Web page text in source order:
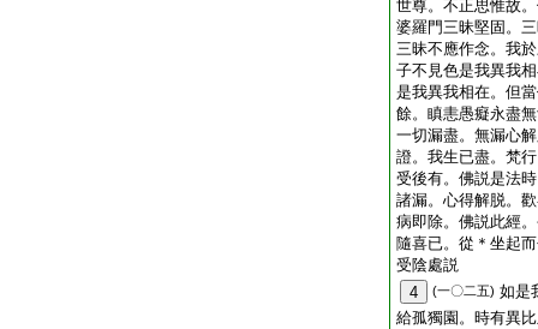
世尊。不正思惟故
婆羅門三昧堅固。
三昧不應作念。我
子不見色是我異我
是我異我相在。但
餘。瞋恚愚癡永盡
一切漏盡。無漏心
證。我生已盡。梵
受後有。佛説是法
諸漏。心得解脱。
病即除。佛説此經
隨喜已。從＊坐起
受陰處説
4
(一〇二五) 如是
給孤獨園。時有異